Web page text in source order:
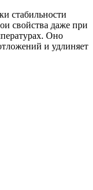
стабильности
свойства даже при
Оно
и удлиняет